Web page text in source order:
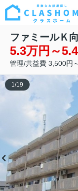
ファミールＫ
5.3万円～
管理/共益費 3,500円
1/19